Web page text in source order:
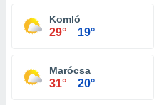
Komló
29° 19°
Marócsa
31° 20°